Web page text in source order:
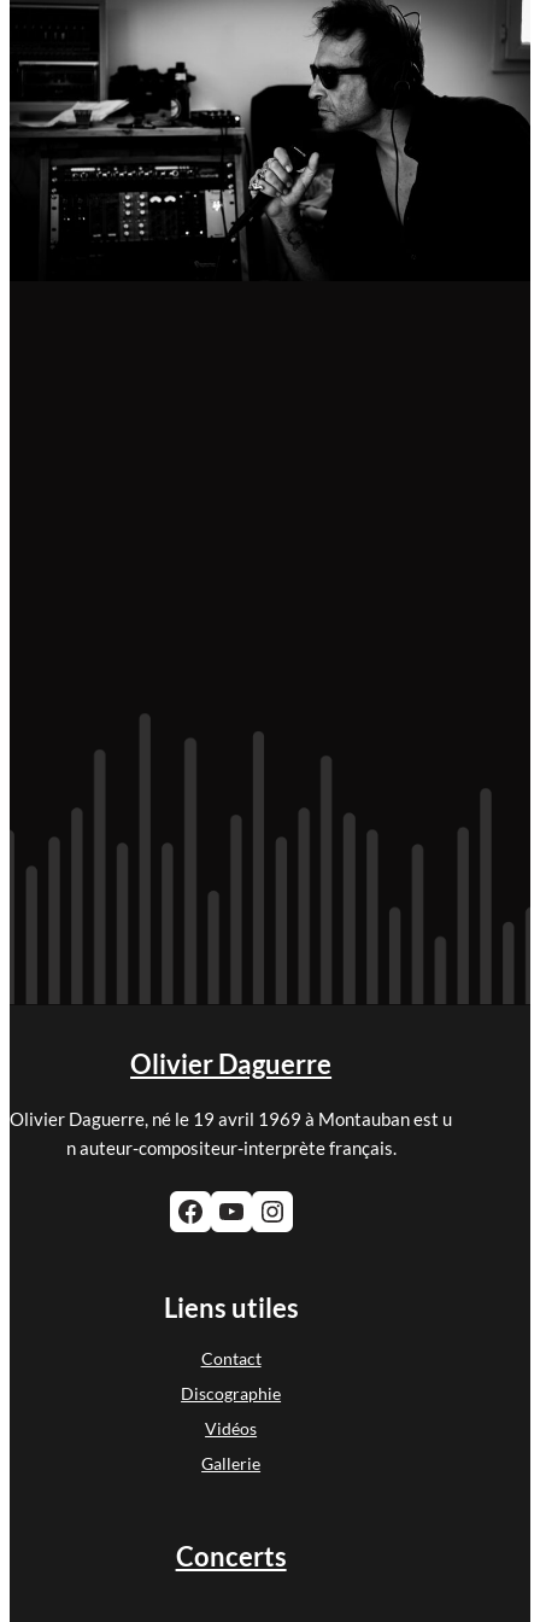
Olivier Daguerre
Olivier Daguerre, né le 19 avril 1969 à Montauban est u
n auteur-compositeur-interprète français.
Facebook YouTube Instagram
Liens utiles
Contact
Discographie
Vidéos
Gallerie
Concerts